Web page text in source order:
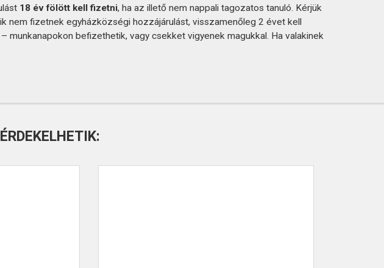
18 év fölött kell fizetni, ha az illető nem nappali tagozatos tanuló. Kérjük
nem fizetnek egyházközségi hozzájárulást, visszamenőleg 2 évet kell
– munkanapokon befizethetik, vagy csekket vigyenek magukkal. Ha valakinek